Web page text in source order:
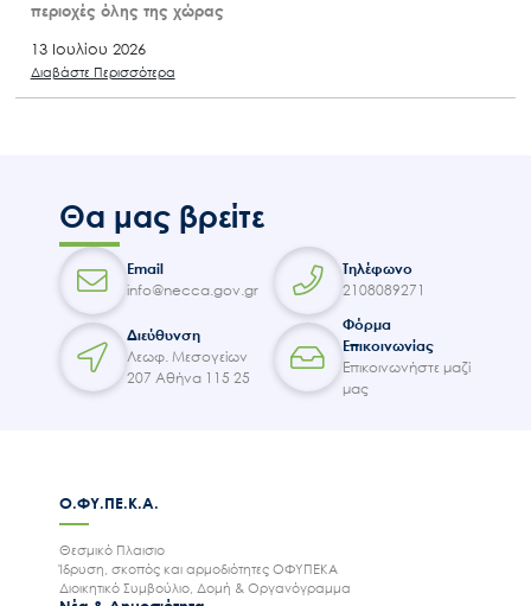
περιοχές όλης της χώρας
13 Ιουλίου 2026
Διαβάστε Περισσότερα
Θα μας βρείτε
Email
info@necca.gov.gr
Τηλέφωνο
2108089271
Διεύθυνση
Λεωφ. Μεσογείων
207 Αθήνα 115 25
Φόρμα
Επικοινωνίας
Επικοινωνήστε μαζί
μας
Ο.ΦΥ.ΠΕ.Κ.Α.
Θεσμικό Πλαισιο
Ίδρυση, σκοπός και αρμοδιότητες ΟΦΥΠΕΚΑ
Διοικητικό Συμβούλιο, Δομή & Οργανόγραμμα